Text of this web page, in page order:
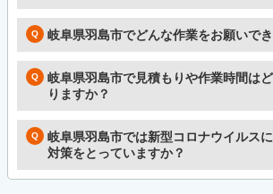
岐阜県羽島市でどんな作業をお願いで
岐阜県羽島市で見積もりや作業時間は
りますか？
岐阜県羽島市では新型コロナウイルス
対策をとっていますか？